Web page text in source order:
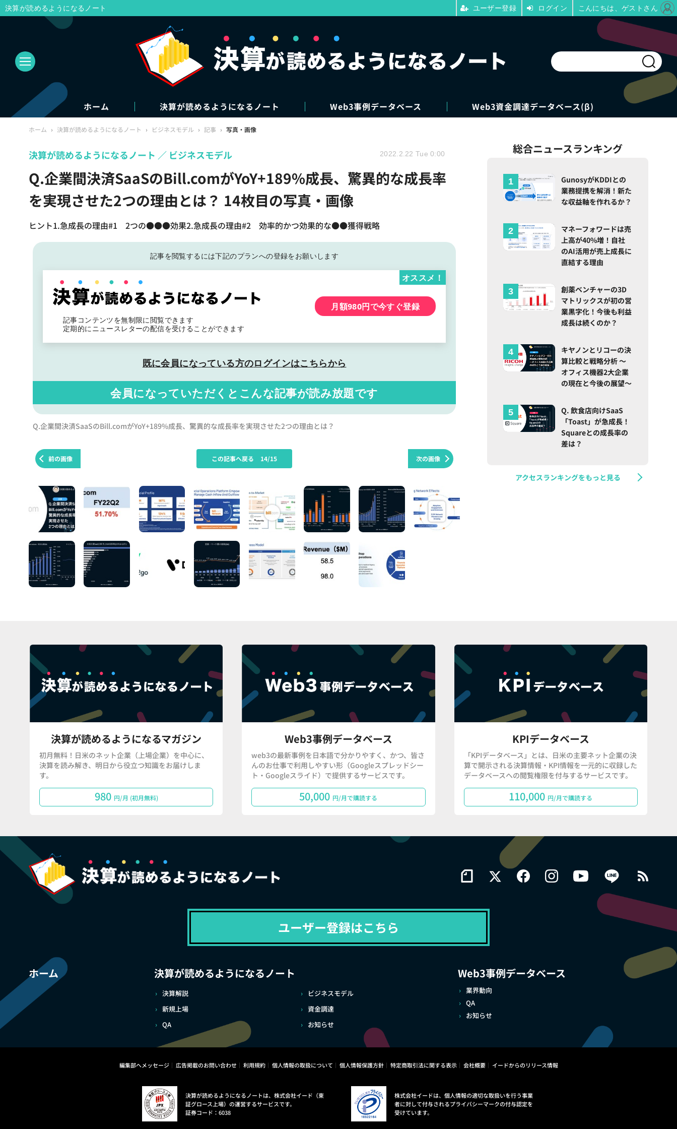
ホーム 決算が読めるようになるノート Web3事例データベース Web3資金調達データベース(β)
ホーム › 決算が読めるようになるノート › ビジネスモデル › 記事 › 写真・画像
Q.企業間決済SaaSのBill.comがYoY+189%成長、驚異的な成長率
を実現させた2つの理由とは？ 14枚目の写真・画像
ヒント1.急成長の理由#1 2つの●●●効果2.急成長の理由#2 効率的かつ効果的な●●獲得戦略
決算が読めるようになるノート ビジネスモデル 2022.2.22 Tue 0:00
記事を閲覧するには下記のプランへの登録をお願いします
記事コンテンツを無制限に閲覧できます
定期的にニュースレターの配信を受けることができます
オススメ！
月額980円で今すぐ登録
既に会員になっている方のログインはこちらから
会員になっていただくと こんな記事が読み放題です
Q.企業間決済SaaSのBill.comがYoY+189%成長、驚異的な成長率を実現させた2つの理由とは？
前の画像 次の画像
この記事へ戻る 14/15
総合ニュースランキング
GunosyがKDDIとの
業務提携を解消！新た
な収益軸を作れるか？
マネーフォワードは売
上高が40%増！自社
のAI活用が売上成長に
直結する理由
創薬ベンチャーの3D
マトリックスが初の営
業黒字化！今後も利益
成長は続くのか？
キヤノンとリコーの決
算比較と戦略分析 ～
オフィス機器2大企業
の現在と今後の展望～
Q. 飲食店向けSaaS
「Toast」が急成長！
Squareとの成長率の
差は？
アクセスランキングをもっと見る
決算が読めるようになるマガジン
初月無料！日米のネット企業（上場企業）を中心に、
決算を読み解き、明日から役立つ知識をお届けしま
す。
980 円/月 (初月無料)
Web3事例データベース
web3の最新事例を日本語で分かりやすく、かつ、皆さ
んのお仕事で利用しやすい形（Googleスプレッドシー
ト・Googleスライド）で提供するサービスです。
50,000 円/月で購読する
KPIデータベース
「KPIデータベース」とは、日米の主要ネット企業の決
算で開示される決算情報・KPI情報を一元的に収録した
データベースへの閲覧権限を付与するサービスです。
110,000 円/月で購読する
ユーザー登録はこちら
ホーム 決算が読めるようになるノート
決算解説
ビジネスモデル
新規上場
資金調達
QA
お知らせ
Web3事例データベース
業界動向
QA
お知らせ
編集部へメッセージ 広告掲載のお問い合わせ 利用規約 個人情報の取扱について 個人情報保護方針 特定商取引法に関する表示 会社概要 イードからのリリース情報
決算が読めるようになるノートは、株式会社イード（東
証グロース上場）の運営するサービスです。
証券コード：6038
株式会社イードは、個人情報の適切な取扱いを行う事業
者に対して付与されるプライバシーマークの付与認定を
受けています。
決算が読めるようになるノート ユーザー登録 ログイン こんにちは、ゲストさん